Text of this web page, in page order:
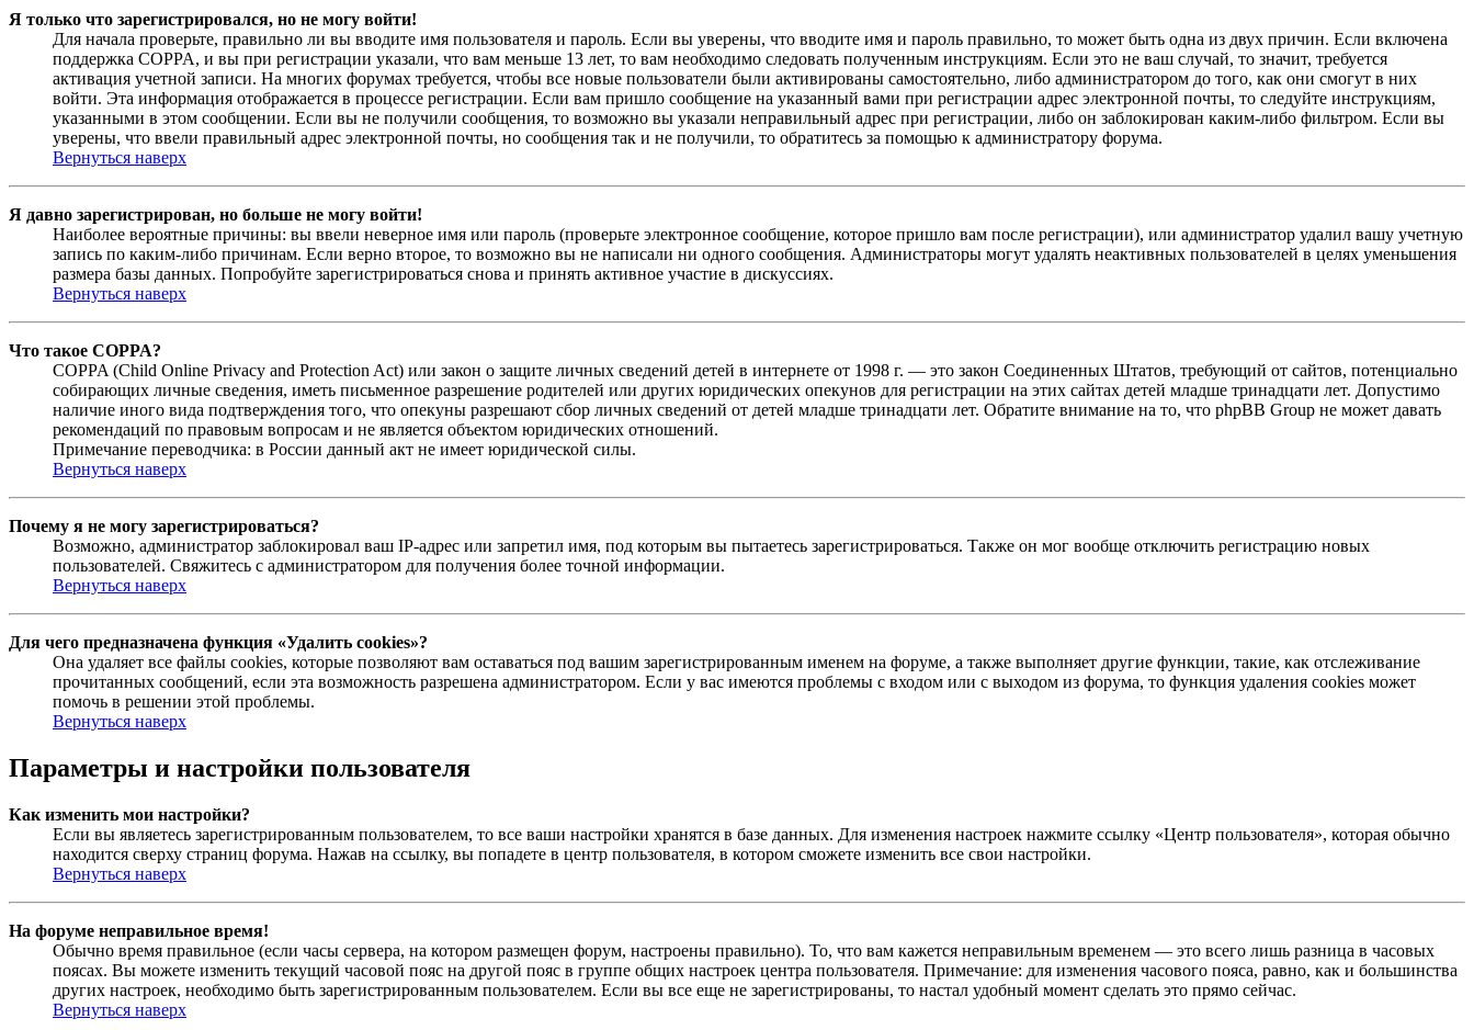
Я только что зарегистрировался, но не могу войти!
Для начала проверьте, правильно ли вы вводите имя пользователя и пароль. Если вы уверены, что вводите имя и пароль правильно, то может быть одна из двух причин. Если включена
поддержка COPPA, и вы при регистрации указали, что вам меньше 13 лет, то вам необходимо следовать полученным инструкциям. Если это не ваш случай, то значит, требуется
активация учетной записи. На многих форумах требуется, чтобы все новые пользователи были активированы самостоятельно, либо администратором до того, как они смогут в них
войти. Эта информация отображается в процессе регистрации. Если вам пришло сообщение на указанный вами при регистрации адрес электронной почты, то следуйте инструкциям,
указанными в этом сообщении. Если вы не получили сообщения, то возможно вы указали неправильный адрес при регистрации, либо он заблокирован каким-либо фильтром. Если вы
уверены, что ввели правильный адрес электронной почты, но сообщения так и не получили, то обратитесь за помощью к администратору форума.
Вернуться наверх
Я давно зарегистрирован, но больше не могу войти!
Наиболее вероятные причины: вы ввели неверное имя или пароль (проверьте электронное сообщение, которое пришло вам после регистрации), или администратор удалил вашу учетную
запись по каким-либо причинам. Если верно второе, то возможно вы не написали ни одного сообщения. Администраторы могут удалять неактивных пользователей в целях уменьшения
размера базы данных. Попробуйте зарегистрироваться снова и принять активное участие в дискуссиях.
Вернуться наверх
Что такое COPPA?
COPPA (Child Online Privacy and Protection Act) или закон о защите личных сведений детей в интернете от 1998 г. — это закон Соединенных Штатов, требующий от сайтов, потенциально
собирающих личные сведения, иметь письменное разрешение родителей или других юридических опекунов для регистрации на этих сайтах детей младше тринадцати лет. Допустимо
наличие иного вида подтверждения того, что опекуны разрешают сбор личных сведений от детей младше тринадцати лет. Обратите внимание на то, что phpBB Group не может давать
рекомендаций по правовым вопросам и не является объектом юридических отношений.
Примечание переводчика: в России данный акт не имеет юридической силы.
Вернуться наверх
Почему я не могу зарегистрироваться?
Возможно, администратор заблокировал ваш IP-адрес или запретил имя, под которым вы пытаетесь зарегистрироваться. Также он мог вообще отключить регистрацию новых
пользователей. Свяжитесь с администратором для получения более точной информации.
Вернуться наверх
Для чего предназначена функция «Удалить cookies»?
Она удаляет все файлы cookies, которые позволяют вам оставаться под вашим зарегистрированным именем на форуме, а также выполняет другие функции, такие, как отслеживание
прочитанных сообщений, если эта возможность разрешена администратором. Если у вас имеются проблемы с входом или с выходом из форума, то функция удаления cookies может
помочь в решении этой проблемы.
Вернуться наверх
Параметры и настройки пользователя
Как изменить мои настройки?
Если вы являетесь зарегистрированным пользователем, то все ваши настройки хранятся в базе данных. Для изменения настроек нажмите ссылку «Центр пользователя», которая обычно
находится сверху страниц форума. Нажав на ссылку, вы попадете в центр пользователя, в котором сможете изменить все свои настройки.
Вернуться наверх
На форуме неправильное время!
Обычно время правильное (если часы сервера, на котором размещен форум, настроены правильно). То, что вам кажется неправильным временем — это всего лишь разница в часовых
поясах. Вы можете изменить текущий часовой пояс на другой пояс в группе общих настроек центра пользователя. Примечание: для изменения часового пояса, равно, как и большинства
других настроек, необходимо быть зарегистрированным пользователем. Если вы все еще не зарегистрированы, то настал удобный момент сделать это прямо сейчас.
Вернуться наверх